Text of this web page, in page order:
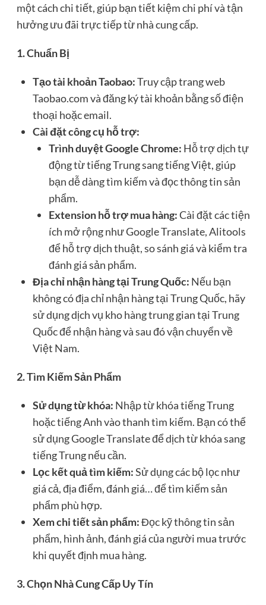
một cách chi tiết, giúp bạn tiết kiệm chi phí và tận
hưởng ưu đãi trực tiếp từ nhà cung cấp.
1. Chuẩn Bị
Tạo tài khoản Taobao:Truy cập trang web
Taobao.com và đăng ký tài khoản bằng số điện
thoại hoặc email.
Cài đặt công cụ hỗ trợ:
Trình duyệt Google Chrome: Hỗ trợ dịch tự
động từ tiếng Trung sang tiếng Việt, giúp
bạn dễ dàng tìm kiếm và đọc thông tin sản
phẩm.
Extension hỗ trợ mua hàng:Cài đặt các tiện
ích mở rộng như Google Translate, Alitools
để hỗ trợ dịch thuật, so sánh giá và kiểm tra
đánh giá sản phẩm.
Địa chỉ nhận hàng tại Trung Quốc: Nếu bạn
không có địa chỉ nhận hàng tại Trung Quốc, hãy
sử dụng dịch vụ kho hàng trung gian tại Trung
Quốc để nhận hàng và sau đó vận chuyển về
Việt Nam.
2. Tìm Kiếm Sản Phẩm
Sử dụng từ khóa: Nhập từ khóa tiếng Trung
hoặc tiếng Anh vào thanh tìm kiếm. Bạn có thể
sử dụng Google Translate để dịch từ khóa sang
tiếng Trung nếu cần.
Lọc kết quả tìm kiếm:Sử dụng các bộ lọc như
giá cả, địa điểm, đánh giá… để tìm kiếm sản
phẩm phù hợp.
Xem chi tiết sản phẩm:Đọc kỹ thông tin sản
phẩm, hình ảnh, đánh giá của người mua trước
khi quyết định mua hàng.
3. Chọn Nhà Cung Cấp Uy Tín